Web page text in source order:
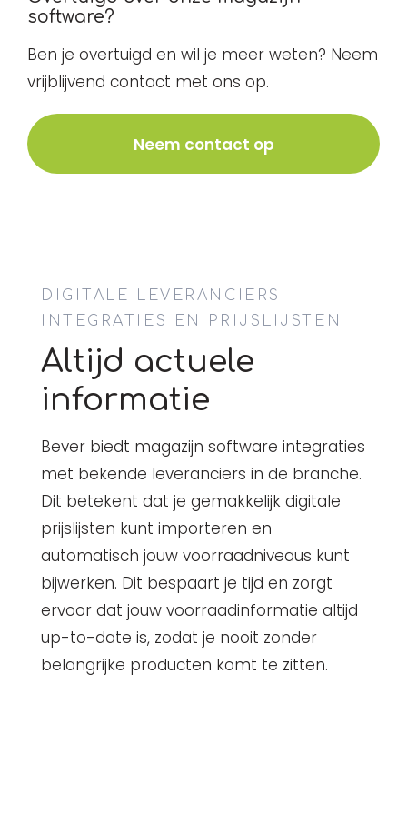
voorkom je dat je zonder belangrijke
producten komt te zitten.
voorraad eenvoudig en efficiënt beheren.
automatische besteladviezen ontvangen
en leveranciersinformatie bijhouden. Dit
geeft je de volledige controle over jouw
magazijnprocessen, optimaliseert
inkoopstrategieën en vermijdt onnodige
magazijnbeheer.
software?
Ben je overtuigd en wil je meer weten? Neem
vrijblijvend contact met ons op.
Neem contact op
DIGITALE LEVERANCIERS
INTEGRATIES EN PRIJSLIJSTEN
Altijd actuele
informatie
Bever biedt magazijn software integraties
met bekende leveranciers in de branche.
Dit betekent dat je gemakkelijk digitale
prijslijsten kunt importeren en
automatisch jouw voorraadniveaus kunt
bijwerken. Dit bespaart je tijd en zorgt
ervoor dat jouw voorraadinformatie altijd
up-to-date is, zodat je nooit zonder
belangrijke producten komt te zitten.